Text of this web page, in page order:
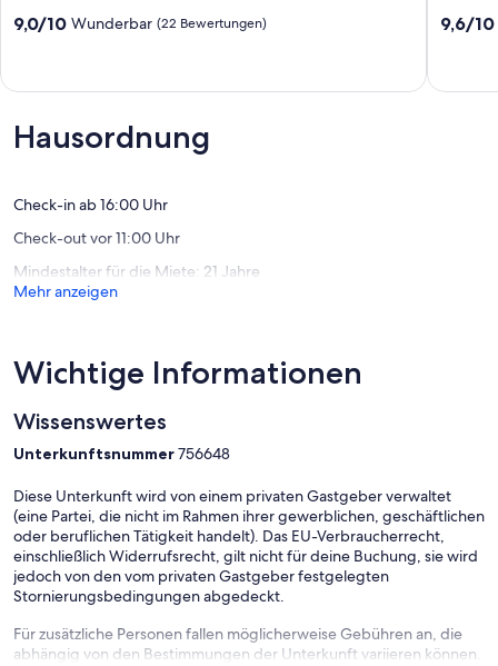
9.0
Bewertungen)
9,0/10 Wunderbar (22 Bewertungen)
9.6
9,6/10
Hausordnung
Check-in ab 16:00 Uhr
Check-out vor 11:00 Uhr
Mindestalter für die Miete: 21 Jahre
Mehr anzeigen
Wichtige Informationen
Wissenswertes
Unterkunftsnummer756648
Diese Unterkunft wird von einem privaten Gastgeber verwaltet
(eine Partei, die nicht im Rahmen ihrer gewerblichen, geschäftlichen
oder beruflichen Tätigkeit handelt). Das EU-Verbraucherrecht,
einschließlich Widerrufsrecht, gilt nicht für deine Buchung, sie wird
jedoch von den vom privaten Gastgeber festgelegten
Stornierungsbedingungen abgedeckt.
Für zusätzliche Personen fallen möglicherweise Gebühren an, die
abhängig von den Bestimmungen der Unterkunft variieren können.